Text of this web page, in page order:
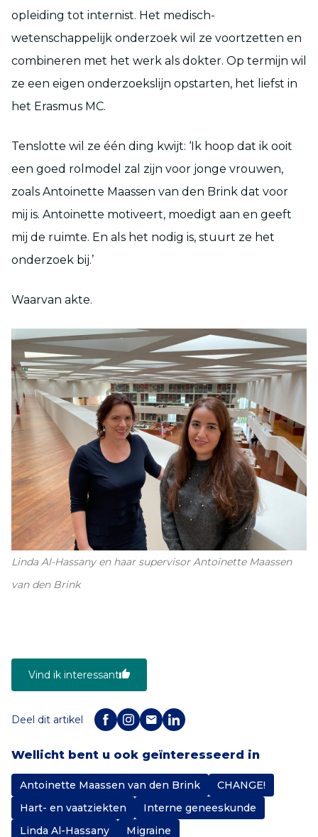
opleiding tot internist. Het medisch-
wetenschappelijk onderzoek wil ze voortzetten en
combineren met het werk als dokter. Op termijn wil
ze een eigen onderzoekslijn opstarten, het liefst in
het Erasmus MC.
Tenslotte wil ze één ding kwijt: ‘Ik hoop dat ik ooit
een goed rolmodel zal zijn voor jonge vrouwen,
zoals Antoinette Maassen van den Brink dat voor
mij is. Antoinette motiveert, moedigt aan en geeft
mij de ruimte. En als het nodig is, stuurt ze het
onderzoek bij.’
Waarvan akte.
Linda Al-Hassany en haar supervisor Antoinette Maassen
van den Brink
Vind ik interessant
Deel dit artikel
Wellicht bent u ook geïnteresseerd in
Antoinette Maassen van den Brink
CHANGE!
Hart- en vaatziekten
Interne geneeskunde
Linda Al-Hassany
Migraine